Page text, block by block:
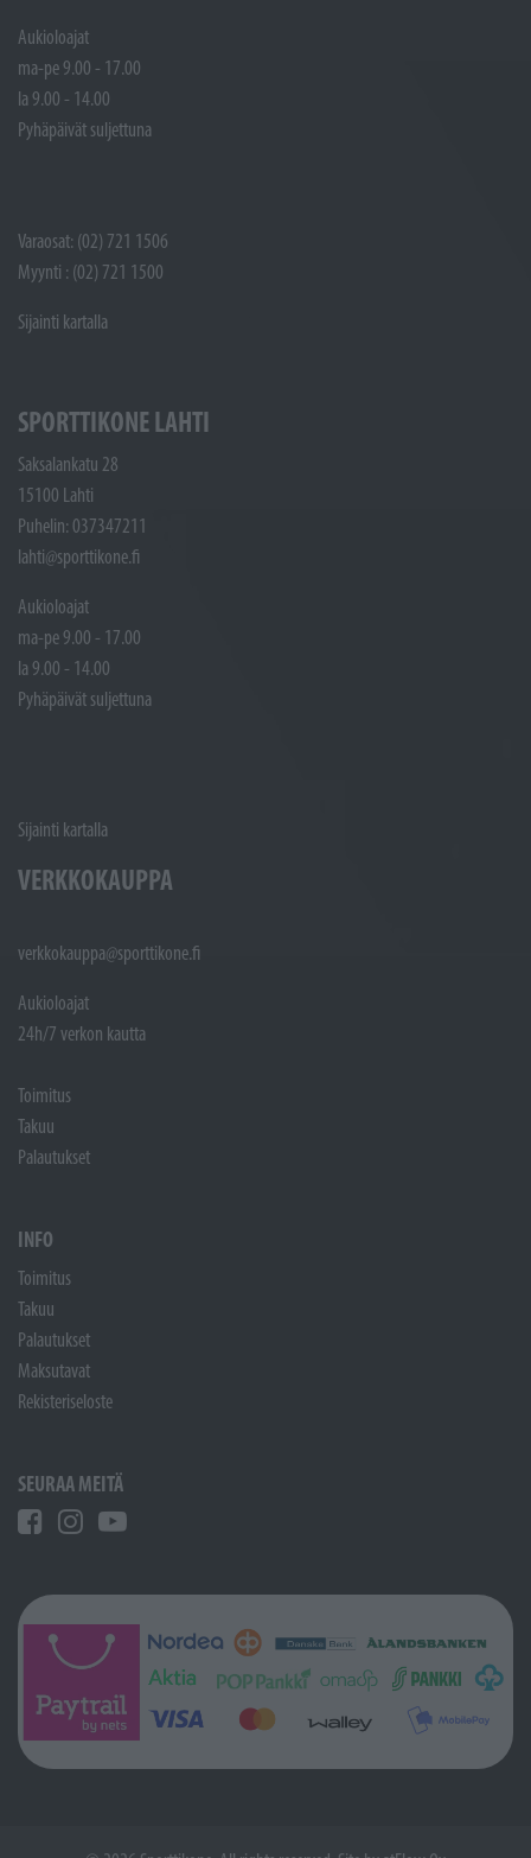
Aukioloajat
ma-pe 9.00 - 17.00
la 9.00 - 14.00
Pyhäpäivät suljettuna
Varaosat: (02) 721 1506
Myynti : (02) 721 1500
Sijainti kartalla
SPORTTIKONE LAHTI
Saksalankatu 28
15100 Lahti
Puhelin: 037347211
lahti@sporttikone.fi
Aukioloajat
ma-pe 9.00 - 17.00
la 9.00 - 14.00
Pyhäpäivät suljettuna
Sijainti kartalla
VERKKOKAUPPA
verkkokauppa@sporttikone.fi
Aukioloajat
24h/7 verkon kautta
Toimitus
Takuu
Palautukset
INFO
Toimitus
Takuu
Palautukset
Maksutavat
Rekisteriseloste
SEURAA MEITÄ